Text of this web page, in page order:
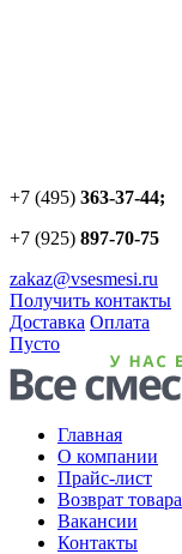
+7 (495) 363-37-44;
+7 (925) 897-70-75
zakaz@vsesmesi.ru
Получить контакты
Доставка Оплата
Пусто
Главная
О компании
Прайс-лист
Возврат товара
Вакансии
Контакты